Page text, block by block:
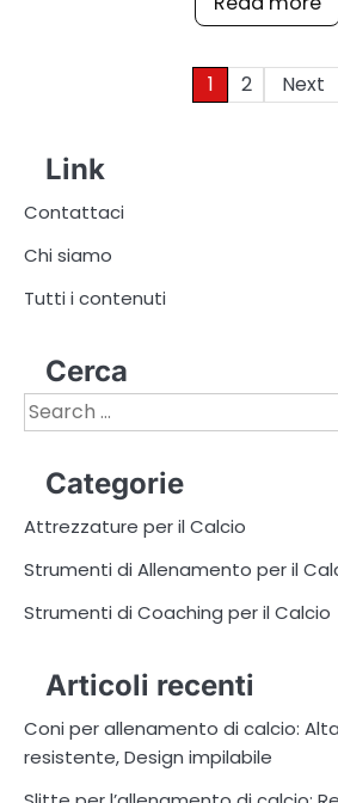
1 2 Next
Link
Contattaci
Chi siamo
Tutti i contenuti
Cerca
Search
for:
Categorie
Attrezzature per il Calcio
Strumenti di Allenamento per il
Strumenti di Coaching per il Calcio
Articoli recenti
Coni per allenamento di calcio:
resistente, Design impilabile